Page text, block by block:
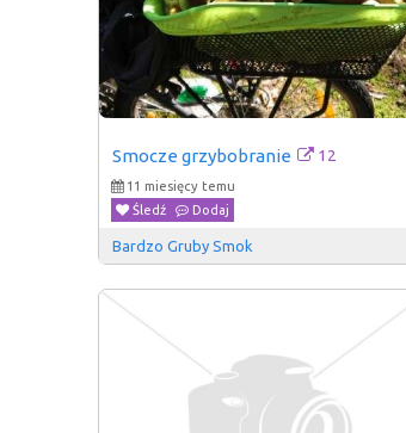
Smocze grzybobranie 12
11 miesięcy temu
Śledź
Dodaj
Bardzo Gruby Smok